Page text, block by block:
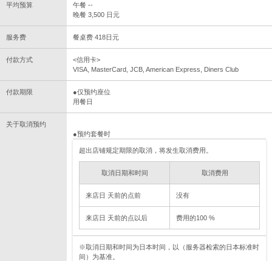
平均预算
午餐 --
晚餐 3,500 日元
服务费 餐桌费 418日元
付款方式
<信用卡>
VISA, MasterCard, JCB, American Express, Diners Club
付款期限
●仅预约座位
用餐日
关于取消预约
●预约套餐时
超出店铺规定期限的取消，将发生取消费用。
取消日期和时间 取消费用
来店日 天前的点前 没有
来店日 天前的点以后 费用的100 %
※取消日期和时间为日本时间，以（服务器检索的日本标准时
间）为基准。